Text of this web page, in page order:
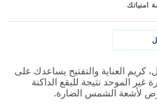
امنياتك
كير 100 مل، كريم العناية والتفتيح يساعدك على
الموحد نتيجة للبقع الداكنة
لأشعة الشمس الضارة.